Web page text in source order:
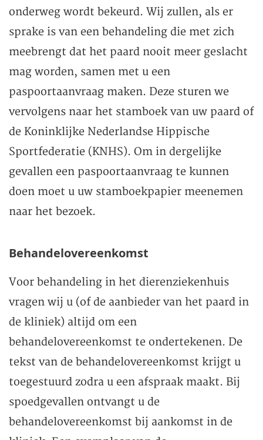
onderweg wordt bekeurd. Wij zullen, als er
sprake is van een behandeling die met zich
meebrengt dat het paard nooit meer geslacht
mag worden, samen met u een
paspoortaanvraag maken. Deze sturen we
vervolgens naar het stamboek van uw paard of
de Koninklijke Nederlandse Hippische
Sportfederatie (KNHS). Om in dergelijke
gevallen een paspoortaanvraag te kunnen
doen moet u uw stamboekpapier meenemen
naar het bezoek.
Behandelovereenkomst
Voor behandeling in het dierenziekenhuis
vragen wij u (of de aanbieder van het paard in
de kliniek) altijd om een
behandelovereenkomst te ondertekenen. De
tekst van de behandelovereenkomst krijgt u
toegestuurd zodra u een afspraak maakt. Bij
spoedgevallen ontvangt u de
behandelovereenkomst bij aankomst in de